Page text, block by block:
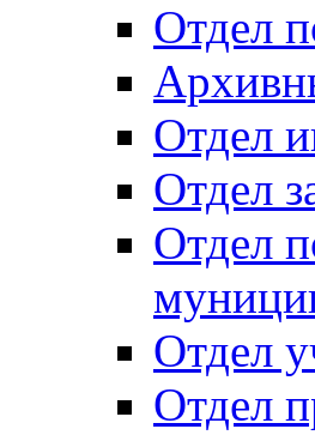
Отдел
Отдел
Отдел
Отдел
Отдел
Отдел